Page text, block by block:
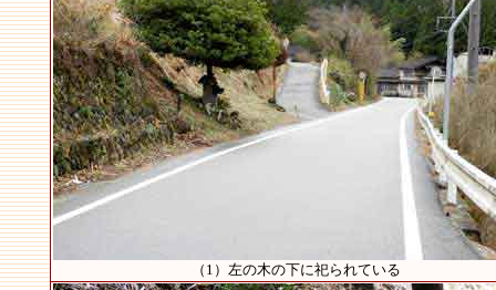
（1）左の木の下に祀られている